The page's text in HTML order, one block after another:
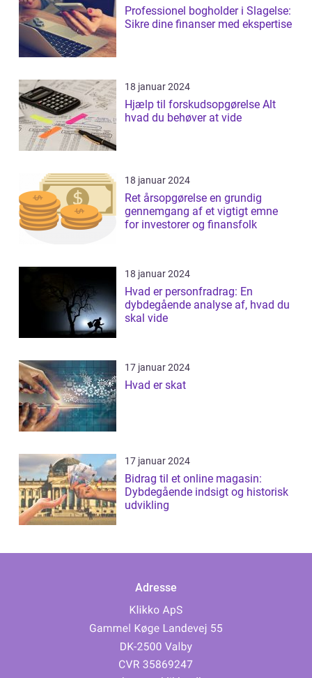
Professionel bogholder i Slagelse:
Sikre dine finanser med ekspertise
18 januar 2024
Hjælp til forskudsopgørelse Alt
hvad du behøver at vide
18 januar 2024
Ret årsopgørelse en grundig
gennemgang af et vigtigt emne
for investorer og finansfolk
18 januar 2024
Hvad er personfradrag: En
dybdegående analyse af, hvad du
skal vide
17 januar 2024
Hvad er skat
17 januar 2024
Bidrag til et online magasin:
Dybdegående indsigt og historisk
udvikling
Adresse